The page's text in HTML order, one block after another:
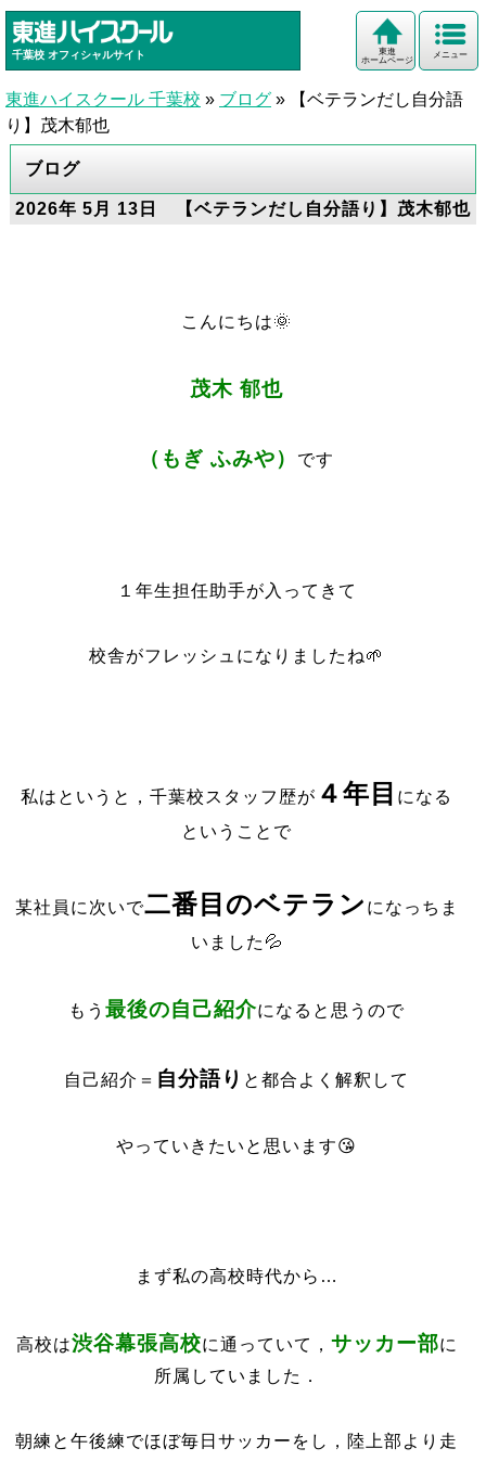
千葉校 オフィシャルサイト メニュー
東進
ホームページ
東進ハイスクール 千葉校 » ブログ »
【ベテランだし自分語
り】茂木郁也
ブログ
2026年 5月 13日 【ベテランだし自分語り】茂木郁也
こんにちは🌞
茂木 郁也
（もぎ ふみや） です
１年生担任助手が入ってきて
校舎がフレッシュになりましたね🌱
私はというと，千葉校スタッフ歴が ４年目 になる
ということで
某社員に次いで二番目のベテラン になっちま
いました💦
もう最後の自己紹介になると思うので
自己紹介＝ 自分語り と都合よく解釈して
やっていきたいと思います😘
まず私の高校時代から…
高校は渋谷幕張高校に通っていて， サッカー部に
所属していました．
朝練と午後練でほぼ毎日サッカーをし，陸上部より走